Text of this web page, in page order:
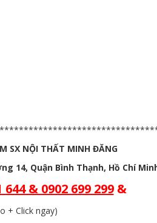
SX NỘI THẤT MINH ĐĂNG
14, Quận Bình Thạnh, Hồ Chí
644 & 0902 699 299 &
+ Click ngay)